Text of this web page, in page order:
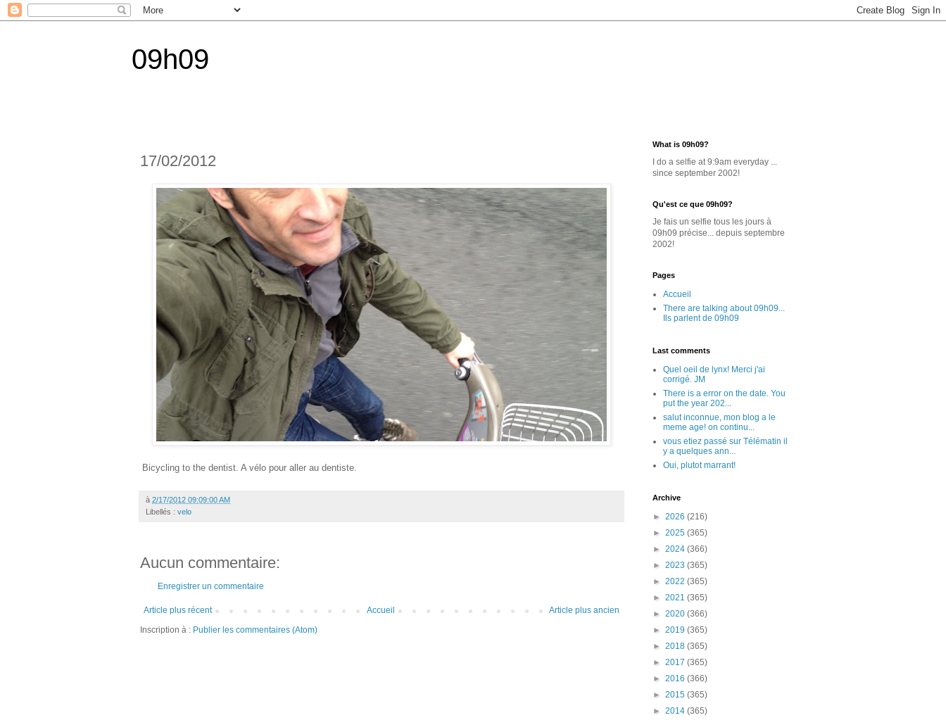
09h09
17/02/2012
Bicycling to the dentist. A vélo pour aller au dentiste.
à 2/17/2012 09:09:00 AM
Libellés : velo
Aucun commentaire:
Enregistrer un commentaire
Article plus récent Article plus ancien
Accueil
Inscription à : Publier les commentaires (Atom)
What is 09h09?
I do a selfie at 9:9am everyday ...
since september 2002!
Qu'est ce que 09h09?
Je fais un selfie tous les jours à
09h09 précise... depuis septembre
2002!
Pages
Accueil
There are talking about 09h09...
Ils parlent de 09h09
Last comments
Quel oeil de lynx! Merci j'ai
corrigé. JM
There is a error on the date. You
put the year 202...
salut inconnue, mon blog a le
meme age! on continu...
vous etiez passé sur Télématin il
y a quelques ann...
Oui, plutot marrant!
Archive
► 2026 (216)
► 2025 (365)
► 2024 (366)
► 2023 (365)
► 2022 (365)
► 2021 (365)
► 2020 (366)
► 2019 (365)
► 2018 (365)
► 2017 (365)
► 2016 (366)
► 2015 (365)
► 2014 (365)